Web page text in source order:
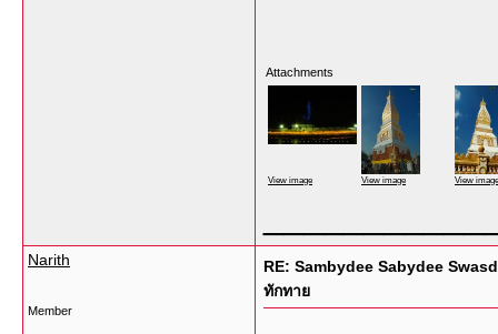
Attachments
View image View image View image
Narith
Member
RE: Sambydee Sabydee
ทักทาย